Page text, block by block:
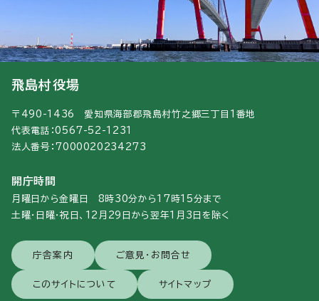
飛島村役場
〒490-1436 愛知県海部郡飛島村竹之郷三丁目1番地
代表電話：0567-52-1231
法人番号：7000020234273
開庁時間
月曜日から金曜日 8時30分から17時15分まで
土曜・日曜・祝日、12月29日から翌年1月3日を除く
庁舎案内 ご意見・お問合せ
このサイトについて サイトマップ